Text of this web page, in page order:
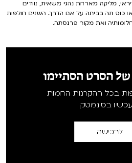
מליקה מארחת נהגי משאית, נוודים
או כוס תה בביתה על אם הדרך. השנים חולפות
ואת מקור פרנסתה.
הסרט הסתיימו
בכל ההקרנות החמות
בסינמטק
לרכישה